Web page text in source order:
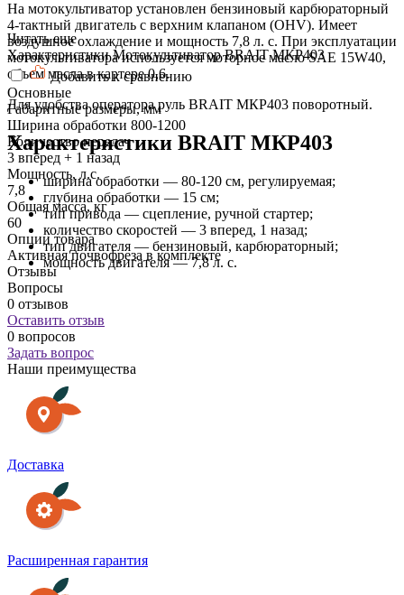
На мотокультиватор установлен бензиновый карбюраторный
4-тактный двигатель с верхним клапаном (OHV). Имеет
воздушное охлаждение и мощность 7,8 л. с. При эксплуатации
мотокультиватора используется моторное масло SAE 15W40,
объем масла в картере 0,6.
Для удобства оператора руль BRAIT МКР403 поворотный.
Характеристики BRAIT МКР403
ширина обработки — 80-120 см, регулируемая;
глубина обработки — 15 см;
тип привода — сцепление, ручной стартер;
количество скоростей — 3 вперед, 1 назад;
тип двигателя — бензиновый, карбюраторный;
мощность двигателя — 7,8 л. с.
Читать еще
Характеристики Мотокультиватор BRAIT МКР403
Добавить к сравнению
Основные
Габаритные размеры, мм
Ширина обработки 800-1200
Количество передач
3 вперед + 1 назад
Мощность, л.с.
7,8
Общая масса, кг
60
Опции товара
Активная почвофреза в комплекте
Отзывы
Вопросы
0 отзывов
Оставить отзыв
0 вопросов
Задать вопрос
Наши преимущества
Доставка
Расширенная гарантия